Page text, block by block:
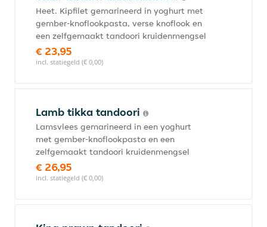
Heet. Kipfilet gemarineerd in yoghurt met
gember-knoflookpasta, verse knoflook en
een zelfgemaakt tandoori kruidenmengsel
€ 23,95
incl. statiegeld (€ 0,00)
Lamb tikka tandoori
Lamsvlees gemarineerd in een yoghurt
met gember-knoflookpasta en een
zelfgemaakt tandoori kruidenmengsel
€ 26,95
incl. statiegeld (€ 0,00)